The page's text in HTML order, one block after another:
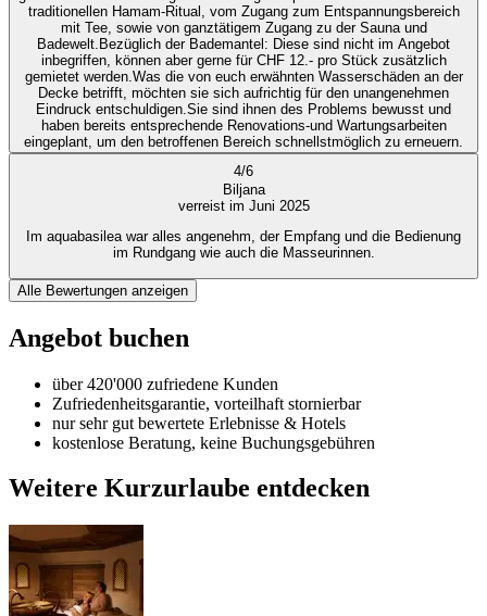
traditionellen Hamam-Ritual, vom Zugang zum Entspannungsbereich
mit Tee, sowie von ganztätigem Zugang zu der Sauna und
Badewelt.Bezüglich der Bademantel: Diese sind nicht im Angebot
inbegriffen, können aber gerne für CHF 12.- pro Stück zusätzlich
gemietet werden.Was die von euch erwähnten Wasserschäden an der
Decke betrifft, möchten sie sich aufrichtig für den unangenehmen
Eindruck entschuldigen.Sie sind ihnen des Problems bewusst und
haben bereits entsprechende Renovations-und Wartungsarbeiten
eingeplant, um den betroffenen Bereich schnellstmöglich zu erneuern.
4/6
Biljana
verreist im Juni 2025
Im aquabasilea war alles angenehm, der Empfang und die Bedienung
im Rundgang wie auch die Masseurinnen.
Alle Bewertungen anzeigen
Angebot buchen
über 420'000 zufriedene Kunden
Zufriedenheitsgarantie, vorteilhaft stornierbar
nur sehr gut bewertete Erlebnisse & Hotels
kostenlose Beratung, keine Buchungsgebühren
Weitere Kurzurlaube entdecken